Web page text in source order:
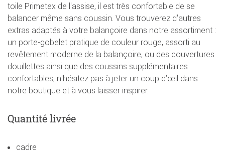
toile Primetex de l'assise, il est très confortable de se
balancer même sans coussin. Vous trouverez d'autres
extras adaptés à votre balançoire dans notre assortiment :
un porte-gobelet pratique de couleur rouge, assorti au
revêtement moderne de la balançoire, ou des couvertures
douillettes ainsi que des coussins supplémentaires
confortables, n'hésitez pas à jeter un coup d'œil dans
notre boutique et à vous laisser inspirer.
Quantité livrée
cadre